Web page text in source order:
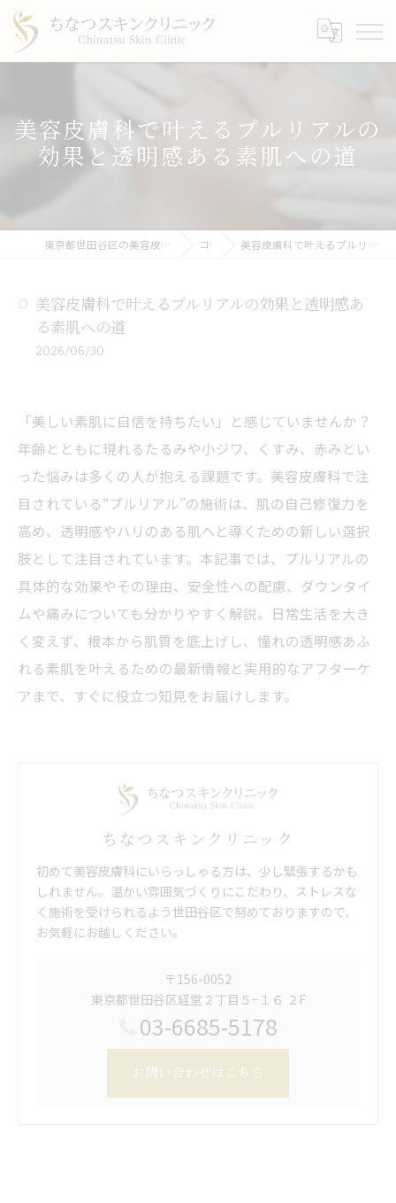
美容皮膚科で叶えるプルリアルの
効果と透明感ある素肌への道
東京都世田谷区の美容皮膚科ならちなつスキンクリニック コラム 美容皮膚科で叶えるプルリアルの効果と透明感ある素肌への道
美容皮膚科で叶えるプルリアルの効果と透明感あ
る素肌への道
2026/06/30
「美しい素肌に自信を持ちたい」と感じていませんか？
年齢とともに現れるたるみや小ジワ、くすみ、赤みとい
った悩みは多くの人が抱える課題です。美容皮膚科で注
目されている“プルリアル”の施術は、肌の自己修復力を
高め、透明感やハリのある肌へと導くための新しい選択
肢として注目されています。本記事では、プルリアルの
具体的な効果やその理由、安全性への配慮、ダウンタイ
ムや痛みについても分かりやすく解説。日常生活を大き
く変えず、根本から肌質を底上げし、憧れの透明感あふ
れる素肌を叶えるための最新情報と実用的なアフターケ
アまで、すぐに役立つ知見をお届けします。
ちなつスキンクリニック
初めて美容皮膚科にいらっしゃる方は、少し緊張するかも
しれません。温かい雰囲気づくりにこだわり、ストレスな
く施術を受けられるよう世田谷区で努めておりますので、
お気軽にお越しください。
〒156-0052
東京都世田谷区経堂２丁目５−１６ ２F
03-6685-5178
お問い合わせはこちら